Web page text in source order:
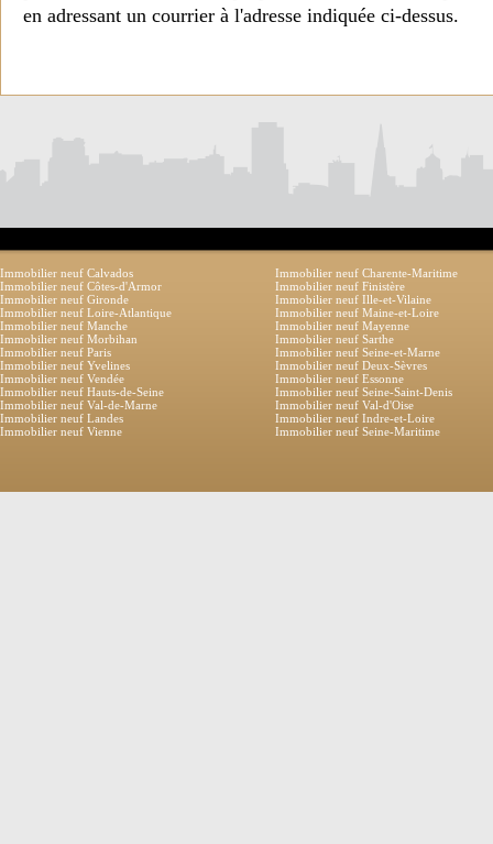
en adressant un courrier à l'adresse indiquée ci-dessus.
Immobilier neuf Calvados
Immobilier neuf Charente-Maritime
Immobilier neuf Côtes-d'Armor
Immobilier neuf Finistère
Immobilier neuf Gironde
Immobilier neuf Ille-et-Vilaine
Immobilier neuf Loire-Atlantique
Immobilier neuf Maine-et-Loire
Immobilier neuf Manche
Immobilier neuf Mayenne
Immobilier neuf Morbihan
Immobilier neuf Sarthe
Immobilier neuf Paris
Immobilier neuf Seine-et-Marne
Immobilier neuf Yvelines
Immobilier neuf Deux-Sèvres
Immobilier neuf Vendée
Immobilier neuf Essonne
Immobilier neuf Hauts-de-Seine
Immobilier neuf Seine-Saint-Denis
Immobilier neuf Val-de-Marne
Immobilier neuf Val-d'Oise
Immobilier neuf Landes
Immobilier neuf Indre-et-Loire
Immobilier neuf Vienne
Immobilier neuf Seine-Maritime